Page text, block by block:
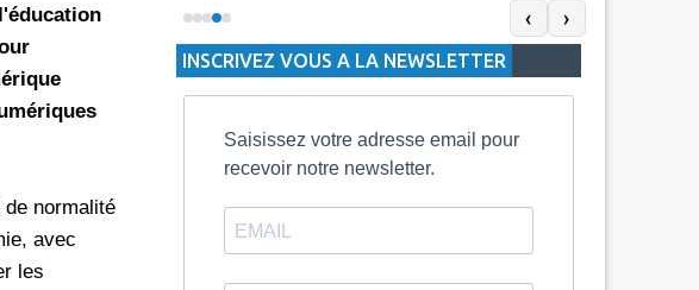
normalité
avec
les
validité du volume
que celle du solde
tandis que les formules à 20 Dh et 30 Dh
proposent respectivement 1 Go et 2 Go. Les
durées de validité sont de 3 jours pour
‹ ›
INSCRIVEZ VOUS A LA NEWSLETTER
Saisissez votre adresse email pour
recevoir notre newsletter.